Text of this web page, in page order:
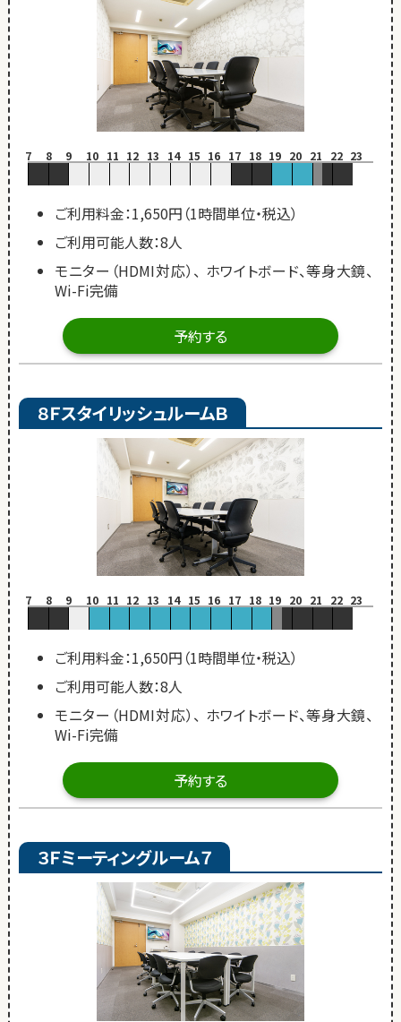
7 8 9 10 11 12 13 14 15 16 17 18 19 20 21 22 23
ご利用料金：1,650円（1時間単位・税込）
ご利用可能人数：8人
モニター（HDMI対応）、 ホワイトボード、等身大鏡、
Wi-Fi完備
予約する
８ＦスタイリッシュルームＢ
7 8 9 10 11 12 13 14 15 16 17 18 19 20 21 22 23
ご利用料金：1,650円（1時間単位・税込）
ご利用可能人数：8人
モニター（HDMI対応）、 ホワイトボード、等身大鏡、
Wi-Fi完備
予約する
３Ｆミーティングルーム７